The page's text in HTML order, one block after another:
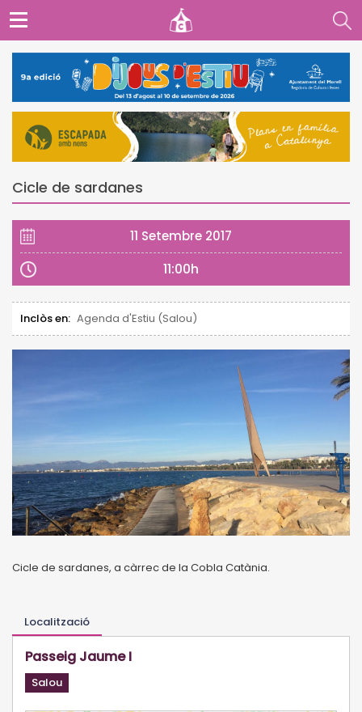
Cicle de sardanes
11 Setembre 2017
11:00h
Inclòs en: Agenda d'Estiu (Salou)
Cicle de sardanes, a càrrec de la Cobla Catània.
Localització
Passeig Jaume I
Salou